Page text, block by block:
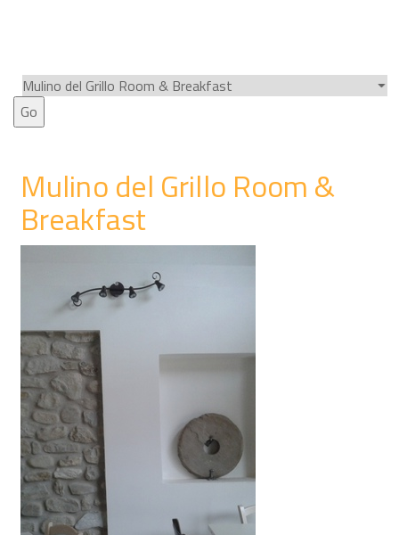
Mulino del Grillo Room &
Breakfast